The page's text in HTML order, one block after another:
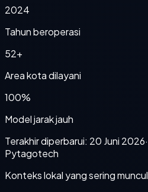
2024
Tahun beroperasi
52+
Area kota dilayani
100%
Model jarak jauh
Terakhir diperbarui: 20 Juni 2026·
Pytagotech
Konteks lokal yang sering muncul